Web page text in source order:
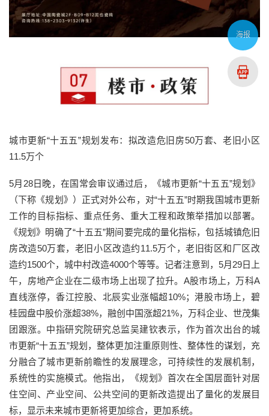
城市更新“十五五”规划发布：拟改造危旧房50万套、老旧小区
11.5万个
5月28日晚，在国常会审议通过后，《城市更新“十五五”规划》
（下称《规划》）正式对外公布，对“十五五”时期我国城市更新
工作的目标指标、重点任务、重大工程和政策举措加以部署。
《规划》明确了“十五五”期间要完成的量化指标，包括城镇危旧
房改造50万套，老旧小区改造约11.5万个，老旧街区和厂区改
造约1500个，城中村改造4000个等等。记者注意到，5月29日上
午，房地产企业在二级市场上出现了拉升。A股市场上，万科A‌
直线涨停，香江控股、北辰实业涨幅超10%；港股市场上，碧
桂园‌盘中股价涨超38%，融创中国涨超21%，万科企业、世茂集
团跟涨。中指研究院研究总监吴建钦表示，作为首次出台的城
市更新“十五五”规划，整体更加注重原则性、整体性的谋划，充
分融合了城市更新前瞻性的发展理念，可持续性的发展机制，
系统性的实施模式。他指出，《规划》首次在全国层面针对居
住空间、产业空间、公共空间的更新改造提出了量化的发展目
标，显示未来城市更新将更加综合，更加系统。
海报